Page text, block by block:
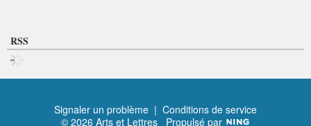
RSS
Signaler un problème | Conditions de service
© 2026 Arts et Lettres Propulsé par